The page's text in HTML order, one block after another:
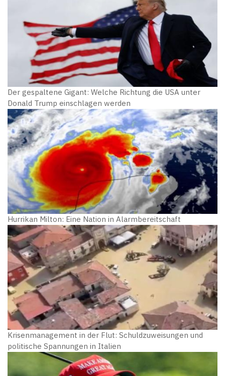
Der gespaltene Gigant: Welche Richtung die USA unter
Donald Trump einschlagen werden
Hurrikan Milton: Eine Nation in Alarmbereitschaft
Krisenmanagement in der Flut: Schuldzuweisungen und
politische Spannungen in Italien